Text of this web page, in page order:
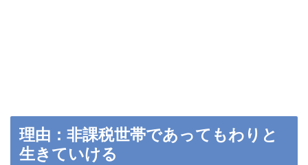
理由：非課税世帯であってもわりと
生きていける